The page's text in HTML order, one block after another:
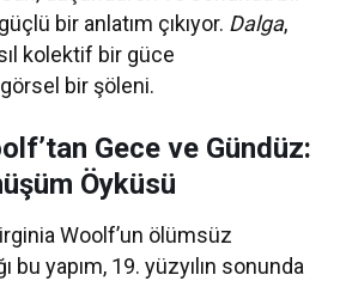
bir anlatım çıkıyor. Dalga,
kolektif bir güce
bir şöleni.
Gece ve Gündüz:
Öyküsü
Woolf’un ölümsüz
bu yapım, 19. yüzyılın sonunda